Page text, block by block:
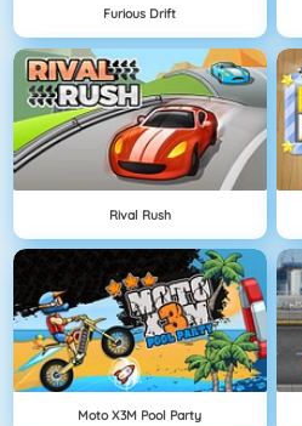
Furious Drift
Rival Rush
Moto X3M Pool Party